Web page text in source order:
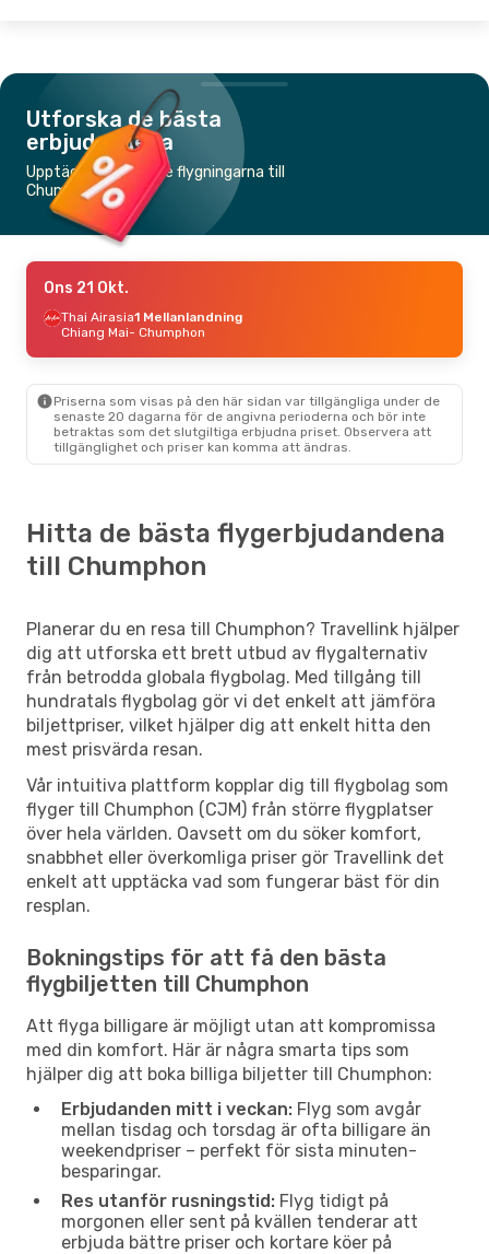
Utforska de bästa
erbjudandena
Upptäck de billigaste flygningarna till
Chumphon
Ons 21 Okt.
Thai Airasia1 Mellanlandning
Chiang Mai- Chumphon
Priserna som visas på den här sidan var tillgängliga under de
senaste 20 dagarna för de angivna perioderna och bör inte
betraktas som det slutgiltiga erbjudna priset. Observera att
tillgänglighet och priser kan komma att ändras.
Hitta de bästa flygerbjudandena
till Chumphon
Planerar du en resa till Chumphon? Travellink hjälper
dig att utforska ett brett utbud av flygalternativ
från betrodda globala flygbolag. Med tillgång till
hundratals flygbolag gör vi det enkelt att jämföra
biljettpriser, vilket hjälper dig att enkelt hitta den
mest prisvärda resan.
Vår intuitiva plattform kopplar dig till flygbolag som
flyger till Chumphon (CJM) från större flygplatser
över hela världen. Oavsett om du söker komfort,
snabbhet eller överkomliga priser gör Travellink det
enkelt att upptäcka vad som fungerar bäst för din
resplan.
Bokningstips för att få den bästa
flygbiljetten till Chumphon
Att flyga billigare är möjligt utan att kompromissa
med din komfort. Här är några smarta tips som
hjälper dig att boka billiga biljetter till Chumphon:
Erbjudanden mitt i veckan: Flyg som avgår
mellan tisdag och torsdag är ofta billigare än
weekendpriser – perfekt för sista minuten-
besparingar.
Res utanför rusningstid: Flyg tidigt på
morgonen eller sent på kvällen tenderar att
erbjuda bättre priser och kortare köer på